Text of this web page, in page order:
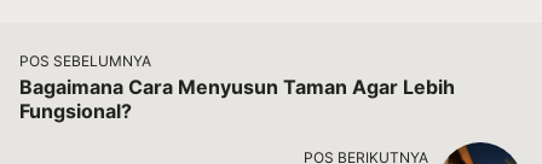
POS SEBELUMNYA
Bagaimana Cara Menyusun Taman Agar Lebih
Fungsional?
POS BERIKUTNYA